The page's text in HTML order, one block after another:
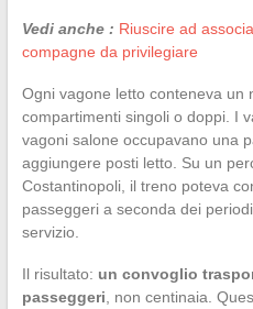
Vedi anche : Riuscire ad
compagne da privilegiare
Ogni vagone letto conteneva un
compartimenti singoli o doppi. I
vagoni salone occupavano una
aggiungere posti letto. Su un
Costantinopoli, il treno poteva
passeggeri a seconda dei
servizio.
Il risultato: un convoglio
passeggeri , non centinaia.